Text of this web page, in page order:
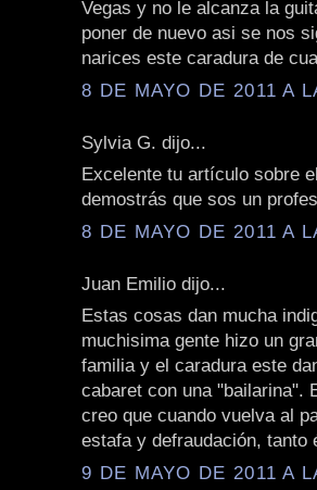
Vegas y no le alcanza la
poner de nuevo asi se nos
narices este caradura de
8 DE MAYO DE 2011 A
Sylvia G. dijo...
Excelente tu artículo sobre
demostrás que sos un
8 DE MAYO DE 2011 A
Juan Emilio dijo...
Estas cosas dan mucha
muchisima gente hizo un
familia y el caradura este
cabaret con una "bailarina".
creo que cuando vuelva al
estafa y defraudación, tanto
9 DE MAYO DE 2011 A